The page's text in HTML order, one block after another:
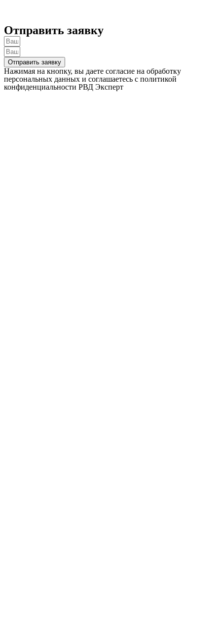
Отправить заявку
Отправить заявку
Нажимая на кнопку, вы даете согласие на обработку
персональных данных и соглашаетесь c политикой
конфиденциальности РВД Эксперт